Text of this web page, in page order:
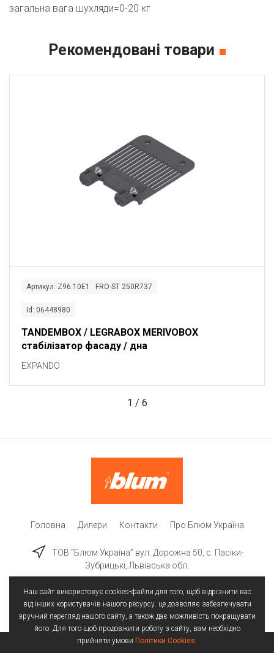
загальна вага шухляди=0-20 кг
Рекомендовані товари
Артикул: Z96.10E1 FRO-ST 250R737
Id: 06448980
TANDEMBOX / LEGRABOX MERIVOBOX
стабілізатор фасаду / дна
EXPANDO
1 / 6
Головна Дилери Контакти Про Блюм Україна
ТОВ “Блюм Україна” вул. Дорожна 50, c. Пасіки-
Зубрицькі, Львівська обл.
Наш сайт використовує cookies-файли для того, щоб відрізнити вас
від інших користувачів нашого ресурсу. це дозволяє забезпечувати
зручний перегляд нашого сайту, а також дає можливість покращувати
його. Для того щоб продовжити роботу з сайту, вам необхідно
прийняти умови Політики Cookies.